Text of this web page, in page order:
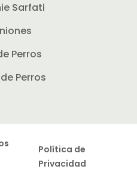
Sarfati
Perros
Perros
Política de
Privacidad